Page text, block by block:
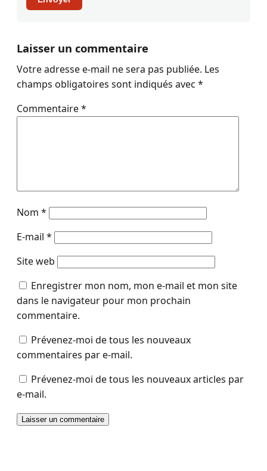
Laisser un commentaire
Votre adresse e-mail ne sera pas publiée. Les
champs obligatoires sont indiqués avec *
Commentaire*
Nom *
E-mail *
Site web
Enregistrer mon nom, mon e-mail et mon site
dans le navigateur pour mon prochain
commentaire.
Prévenez-moi de tous les nouveaux
commentaires par e-mail.
Prévenez-moi de tous les nouveaux articles par
e-mail.